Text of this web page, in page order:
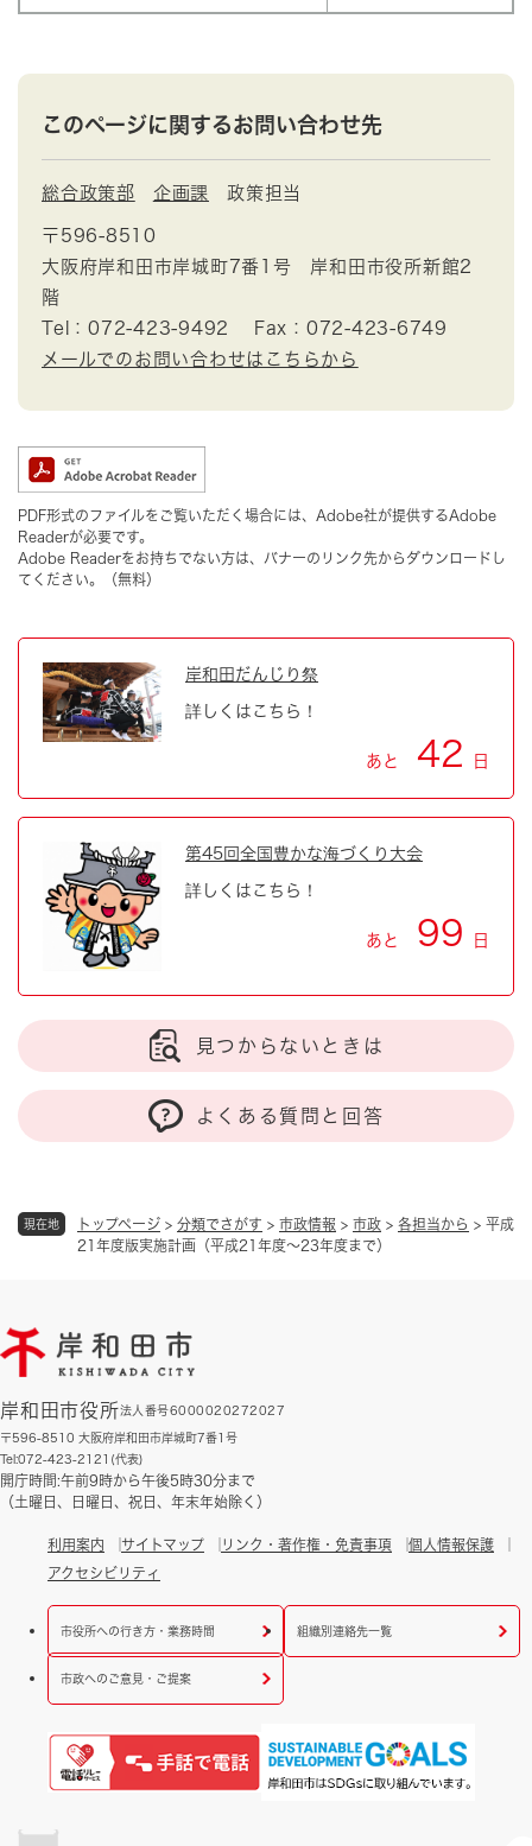
現在地 トップページ > 分類でさがす > 市政情報 > 市政 > 各担当から > 平成
21年度版実施計画（平成21年度～23年度まで）
このページに関するお問い合わせ先
総合政策部 企画課 政策担当
〒596-8510
大阪府岸和田市岸城町7番1号 岸和田市役所新館2
階
Tel：072-423-9492
Fax：072-423-6749
メールでのお問い合わせはこちらから
PDF形式のファイルをご覧いただく場合には、Adobe社が提供するAdobe
Readerが必要です。
Adobe Readerをお持ちでない方は、バナーのリンク先からダウンロードし
てください。（無料）
岸和田だんじり祭
詳しくはこちら！
あと 42 日
第45回全国豊かな海づくり大会
詳しくはこちら！
あと 99 日
見つからないときは
よくある質問と回答
岸和田市役所法人番号6000020272027
〒596-8510 大阪府岸和田市岸城町7番1号
Tel:072-423-2121(代表)
開庁時間:午前9時から午後5時30分まで
（土曜日、日曜日、祝日、年末年始除く）
利用案内 サイトマップ リンク・著作権・免責事項
個人情報保護
アクセシビリティ
市役所への行き方・業務時間 組織別連絡先一覧
市政へのご意見・ご提案